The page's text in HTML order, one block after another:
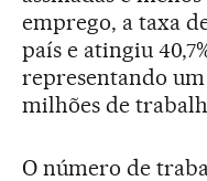
emprego, a taxa
país e atingiu
representando
milhões de
O número de